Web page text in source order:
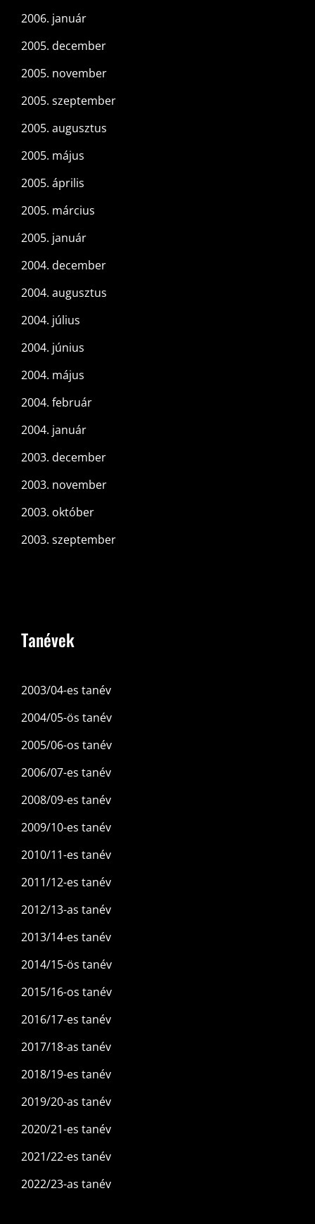
2006. január
2005. december
2005. november
2005. szeptember
2005. augusztus
2005. május
2005. április
2005. március
2005. január
2004. december
2004. augusztus
2004. július
2004. június
2004. május
2004. február
2004. január
2003. december
2003. november
2003. október
2003. szeptember
Tanévek
2003/04-es tanév
2004/05-ös tanév
2005/06-os tanév
2006/07-es tanév
2008/09-es tanév
2009/10-es tanév
2010/11-es tanév
2011/12-es tanév
2012/13-as tanév
2013/14-es tanév
2014/15-ös tanév
2015/16-os tanév
2016/17-es tanév
2017/18-as tanév
2018/19-es tanév
2019/20-as tanév
2020/21-es tanév
2021/22-es tanév
2022/23-as tanév